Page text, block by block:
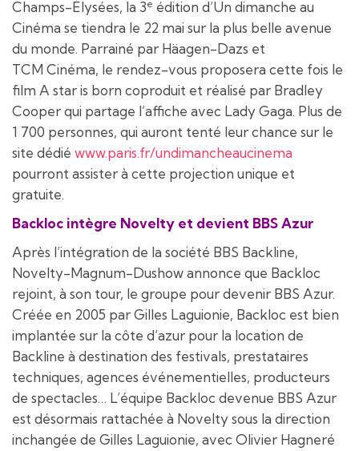
Champs-Élysées, la 3e édition d’Un dimanche au
Cinéma se tiendra le 22 mai sur la plus belle avenue
du monde. Parrainé par Häagen-Dazs et
TCM Cinéma, le rendez-vous proposera cette fois le
film A star is born coproduit et réalisé par Bradley
Cooper qui partage l’affiche avec Lady Gaga. Plus de
1 700 personnes, qui auront tenté leur chance sur le
site dédié www.paris.fr/undimancheaucinema
pourront assister à cette projection unique et
gratuite.
Backloc intègre Novelty et devient BBS Azur
Après l’intégration de la société BBS Backline,
Novelty-Magnum-Dushow annonce que Backloc
rejoint, à son tour, le groupe pour devenir BBS Azur.
Créée en 2005 par Gilles Laguionie, Backloc est bien
implantée sur la côte d’azur pour la location de
Backline à destination des festivals, prestataires
techniques, agences événementielles, producteurs
de spectacles… L’équipe Backloc devenue BBS Azur
est désormais rattachée à Novelty sous la direction
inchangée de Gilles Laguionie, avec Olivier Hagneré